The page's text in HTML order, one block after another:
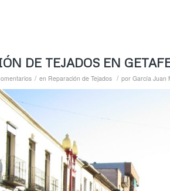
DE TEJADOS EN
/ en Reparación de Tejados / por García Juan